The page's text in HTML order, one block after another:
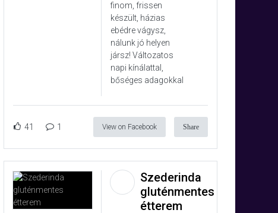
finom, frissen
készült, házias
ebédre vágysz,
nálunk jó helyen
jársz! Változatos
napi kínálattal,
bőséges adagokkal
41 1 View on Facebook Share
Szederinda
gluténmentes
étterem